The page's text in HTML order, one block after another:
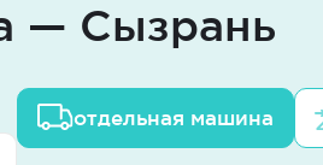
— Сызрань
отдельная машина